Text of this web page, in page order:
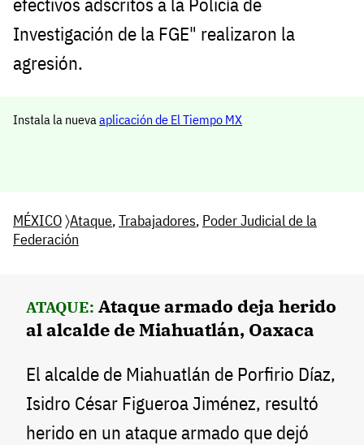
Investigación de la FGE" realizaron la
agresión.
Instala la nuevaaplicación de El Tiempo MX
MÉXICO〉Ataque,Trabajadores, Poder Judicial de la
Federación
ATAQUE: Ataque armado deja herido
al alcalde de Miahuatlán, Oaxaca
El alcalde de Miahuatlán de Porfirio Díaz,
Isidro César Figueroa Jiménez, resultó
herido en un ataque armado que dejó